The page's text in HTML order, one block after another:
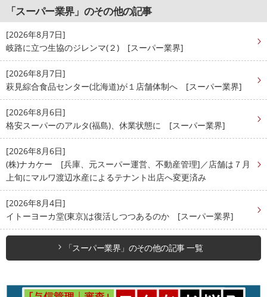
「スーパー業界」のその他の記事
[2026年8月7日]
岐路に立つ生協のジレンマ(２) [スーパー業界]
[2026年8月7日]
萩見綜合食品センター(北海道)が１店舗体制へ [スーパー業界]
[2026年8月6日]
格安スーパーのアルタ(福島)、休業状態に [スーパー業界]
[2026年8月6日]
(株)ナカケー [兵庫、元スーパー運営、不動産管理]／店舗は７月
上旬にマルワ渡辺水産によるテナント出店へ変更済み
[2026年8月4日]
イトーヨーカ堂(東京)は復活しつつあるのか [スーパー業界]
「スーパー業界」のその他の記事 一覧